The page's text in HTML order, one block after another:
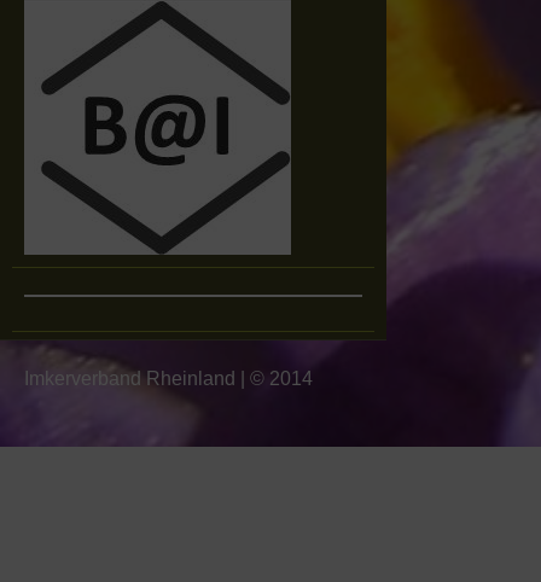
Imkerverband Rheinland © 2014